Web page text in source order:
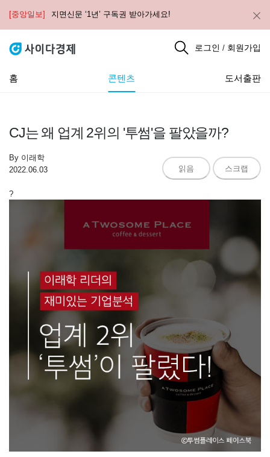
[중앙일보] 지면신문 ‘1년’ 구독권 받아가세요!
로그인 / 회원가입
홈 콘텐츠 도서출판
CJ는 왜 업계 2위의 '투썸'을 팔았을까?
By 이래학
2022.06.03
읽음 스크랩
?